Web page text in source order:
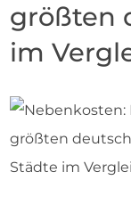
größten
im